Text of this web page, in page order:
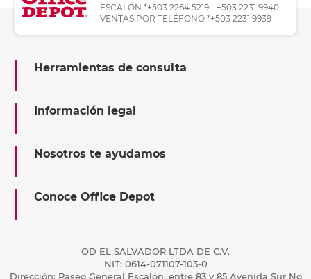
ESCALÓN *+503 2264 5219 - +503 2231 9940
VENTAS POR TELÉFONO *+503 2231 9939
Herramientas de consulta
Información legal
Nosotros te ayudamos
Conoce Office Depot
OD EL SALVADOR LTDA DE C.V.
NIT: 0614-071107-103-0
Dirección: Paseo General Escalón, entre 83 y 85 Avenida Sur No